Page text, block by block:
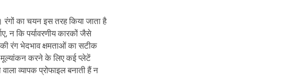
रंगों का चयन इस तरह किया जाता है
न कि पर्यावरणीय कारकों जैसे
की रंग भेदभाव क्षमताओं का सटीक
करने के लिए कई प्लेटें
व्यापक प्रोफाइल बनाती हैं न